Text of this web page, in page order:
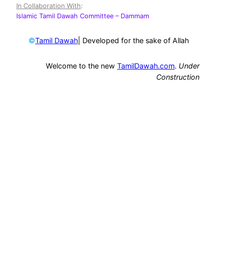
In Collaboration With:
Islamic Tamil Dawah Committee – Dammam
©Tamil Dawah | Developed for the sake of Allah
Welcome to the new TamilDawah.com. Under
Construction